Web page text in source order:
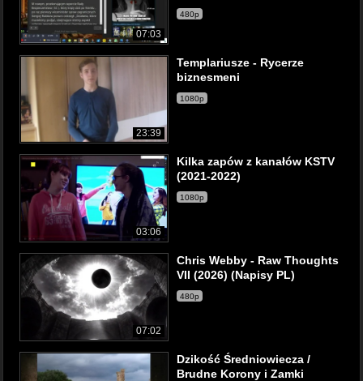
07:03
480p
23:39
Templariusze - Rycerze
biznesmeni
1080p
03:06
Kilka zapów z kanałów KSTV
(2021-2022)
1080p
07:02
Chris Webby - Raw Thoughts
VII (2026) (Napisy PL)
480p
Dzikość Średniowiecza /
Brudne Korony i Zamki